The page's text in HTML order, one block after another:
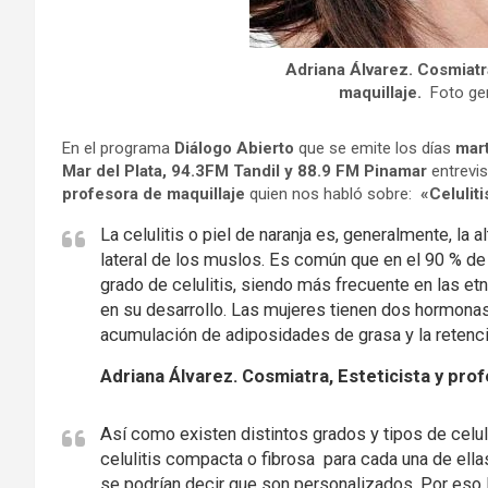
Adriana Álvarez.
maquillaje. Foto
En el programa Diálogo Abierto que se emite los días
Mar del Plata, 94.3FM Tandil y 88.9 FM Pinamar
profesora de maquillaje quien nos habló sobre:
La celulitis o piel de naranja es, generalmente, la
lateral de los muslos. Es común que en el 90 %
grado de celulitis, siendo más frecuente en las
en su desarrollo. Las mujeres tienen dos
acumulación de adiposidades de grasa y la
Adriana Álvarez. Cosmiatra, Esteticista y
Así como existen distintos grados y tipos de
celulitis compacta o fibrosa para cada una de